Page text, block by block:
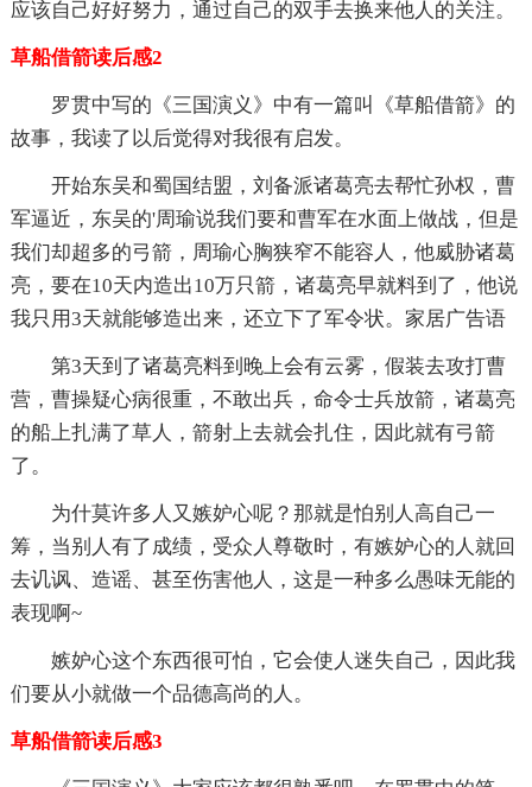
应该自己好好努力，通过自己的双手去换来他人的关注。
草船借箭读后感2
罗贯中写的《三国演义》中有一篇叫《草船借箭》的
故事，我读了以后觉得对我很有启发。
开始东吴和蜀国结盟，刘备派诸葛亮去帮忙孙权，曹
军逼近，东吴的'周瑜说我们要和曹军在水面上做战，但是
我们却超多的弓箭，周瑜心胸狭窄不能容人，他威胁诸葛
亮，要在10天内造出10万只箭，诸葛亮早就料到了，他说
我只用3天就能够造出来，还立下了军令状。家居广告语
第3天到了诸葛亮料到晚上会有云雾，假装去攻打曹
营，曹操疑心病很重，不敢出兵，命令士兵放箭，诸葛亮
的船上扎满了草人，箭射上去就会扎住，因此就有弓箭
了。
为什莫许多人又嫉妒心呢？那就是怕别人高自己一
筹，当别人有了成绩，受众人尊敬时，有嫉妒心的人就回
去讥讽、造谣、甚至伤害他人，这是一种多么愚味无能的
表现啊~
嫉妒心这个东西很可怕，它会使人迷失自己，因此我
们要从小就做一个品德高尚的人。
草船借箭读后感3